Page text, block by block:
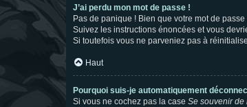
J’ai perdu mon mot de passe !
Pas de panique ! Bien que votre mot de
Suivez les instructions énoncées et vous
Si toutefois vous ne parveniez pas à
Haut
Pourquoi suis-je automatiquement
Si vous ne cochez pas la case Se souvenir de